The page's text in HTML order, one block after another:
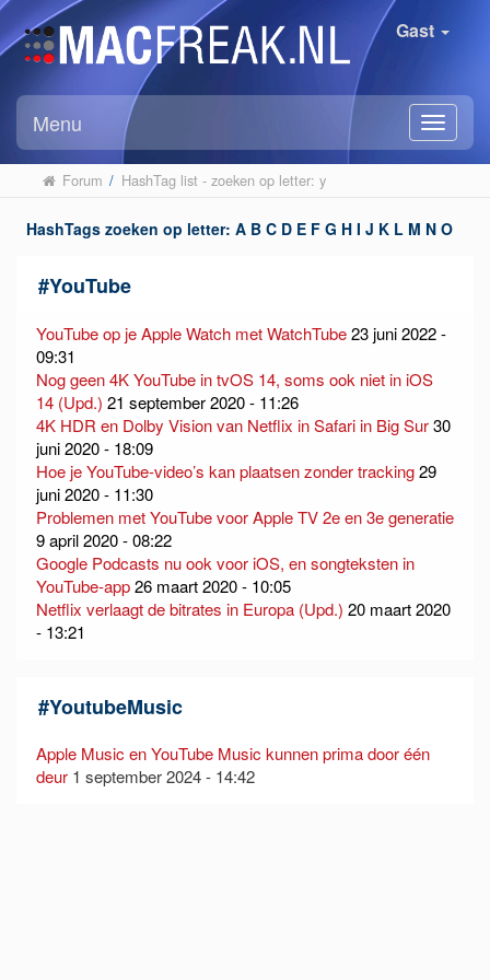
Gast
Menu
Forum / HashTag list - zoeken op letter: y
HashTags zoeken op letter: A B C D E F G H I J K L M N O
Q R S T U V
#YouTube
YouTube op je Apple Watch met WatchTube23 juni 2022 -
09:31
Nog geen 4K YouTube in tvOS 14, soms ook niet in iOS
14 (Upd.) 21 september 2020 - 11:26
4K HDR en Dolby Vision van Netflix in Safari in Big Sur30
juni 2020 - 18:09
Hoe je YouTube-video’s kan plaatsen zonder tracking29
juni 2020 - 11:30
Problemen met YouTube voor Apple TV 2e en 3e generatie
9 april 2020 - 08:22
Google Podcasts nu ook voor iOS, en songteksten in
YouTube-app26 maart 2020 - 10:05
Netflix verlaagt de bitrates in Europa (Upd.) 20 maart 2020
- 13:21
#YoutubeMusic
Apple Music en YouTube Music kunnen prima door één
deur 1 september 2024 - 14:42